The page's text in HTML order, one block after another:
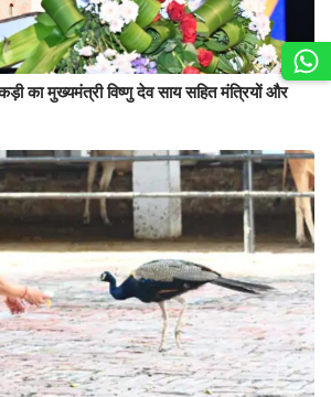
का मुख्यमंत्री विष्णु देव साय सहित मंत्रियों और